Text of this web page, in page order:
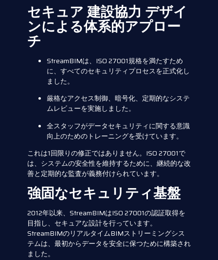
セキュア建設協力 デザイ
ンによる体系的アプロー
チ
StreamBIMは、ISO 27001規格を満たすため
に、すべてのセキュリティプロセスを正式化し
ました。
厳格なアクセス制御、暗号化、定期的なシステ
ムレビューを実施しました。
全スタッフがデータセキュリティに関する意識
向上のためのトレーニングを受けています。
これは1回限りの修正ではありません。ISO 27001で
は、システムの安全性を維持するために、継続的な改
善と定期的な監査が義務付けられています。
強固なセキュリティ基盤
2012年以来、StreamBIMはISO 27001の認証取得を
目指し、セキュアな設計を行っています。
StreamBIMのリアルタイムBIMストリーミングシス
テムは、最初からデータを安全に保つために構築され
ました。